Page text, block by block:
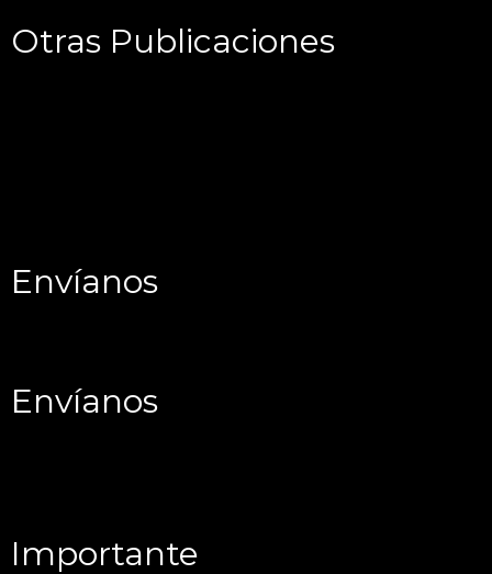
Otras Publicaciones
Envíanos
Envíanos
Importante